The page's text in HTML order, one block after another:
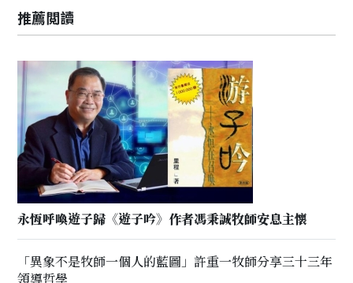
推薦閲讀
永恆呼喚遊子歸《遊子吟》作者馮秉誠牧師安息主懷
「異象不是牧師一個人的藍圖」許重一牧師分享三十三年
領導哲學